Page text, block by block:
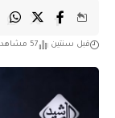
قبل سنتين 57 مشاهدات